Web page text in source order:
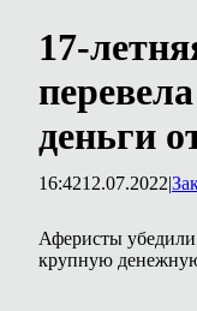
17-
деньги
16:4212.07.2022|
Аферисты
крупную